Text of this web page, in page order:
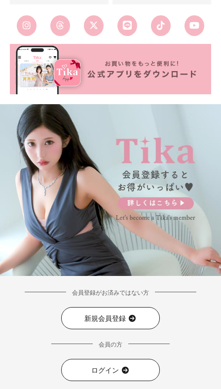
■カラーバリエーション
会員登録がお済みではない方
新規会員登録
会員の方
ログイン